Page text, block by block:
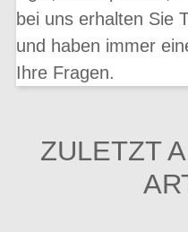
bei uns erhalten Sie
und haben immer
Ihre Fragen.
ZULETZT